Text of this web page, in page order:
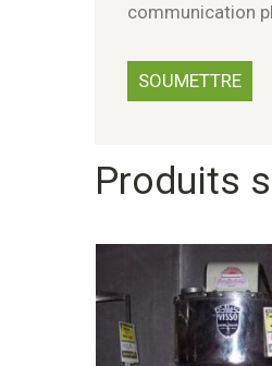
communication
Produits